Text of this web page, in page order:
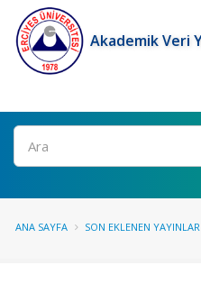
Akademik Veri
Ara
ANA SAYFA SON EKLENEN YAYINLAR